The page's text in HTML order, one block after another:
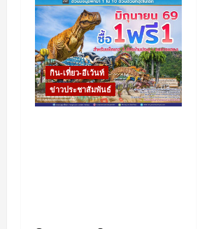
กิน-เที่ยว-อีเว้นท์
ข่าวประชาสัมพันธ์